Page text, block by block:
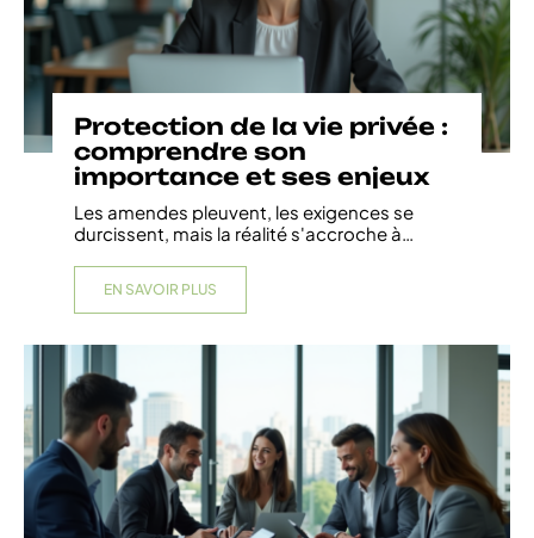
Protection de la vie privée :
comprendre son
importance et ses enjeux
Les amendes pleuvent, les exigences se
durcissent, mais la réalité s'accroche à
EN SAVOIR PLUS